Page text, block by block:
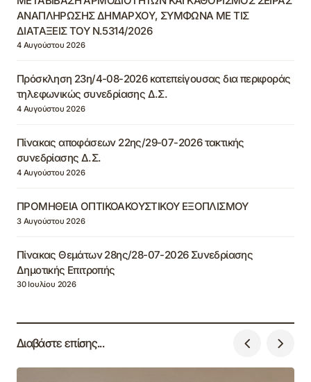
ΑΝΑΠΛΗΡΩΣΗΣ ΔΗΜΑΡΧΟΥ, ΣΥΜΦΩΝΑ ΜΕ ΤΙΣ
ΔΙΑΤΑΞΕΙΣ ΤΟΥ Ν.5314/2026
4 Αυγούστου 2026
Πρόσκληση 23η/4-08-2026 κατεπείγουσας δια περιφοράς
τηλεφωνικώς συνεδρίασης Δ.Σ.
4 Αυγούστου 2026
Πίνακας αποφάσεων 22ης/29-07-2026 τακτικής
συνεδρίασης Δ.Σ.
4 Αυγούστου 2026
ΠΡΟΜΗΘΕΙΑ ΟΠΤΙΚΟΑΚΟΥΣΤΙΚΟΥ ΕΞΟΠΛΙΣΜΟΥ
3 Αυγούστου 2026
Πίνακας Θεμάτων 28ης/28-07-2026 Συνεδρίασης
Δημοτικής Επιτροπής
30 Ιουλίου 2026
Διαβάστε επίσης...